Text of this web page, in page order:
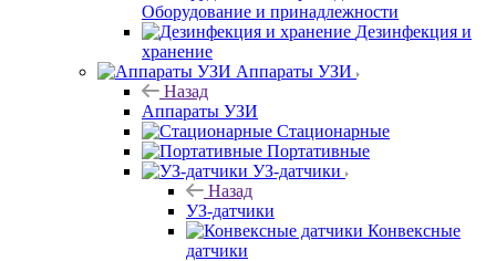
Оборудование и принадлежности
Дезинфекция и
хранение
Аппараты УЗИ
Назад
Аппараты УЗИ
Стационарные
Портативные
УЗ-датчики
Назад
УЗ-датчики
Конвексные
датчики